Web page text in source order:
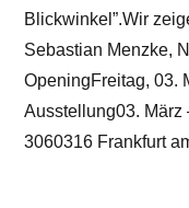
Blickwinkel”.Wir
Sebastian Menzke,
OpeningFreitag, 03.
Ausstellung03. März
3060316 Frankfurt